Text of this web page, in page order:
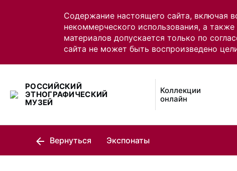
Содержание настоящего сайта, включая
некоммерческого использования, а
материалов допускается только по
сайта не может быть воспроизведено
РОССИЙСКИЙ
ЭТНОГРАФИЧЕСКИЙ
МУЗЕЙ
Коллекции
онлайн
Вернуться Экспонаты